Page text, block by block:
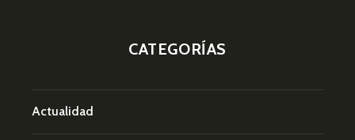
CATEGORÍAS
Actualidad